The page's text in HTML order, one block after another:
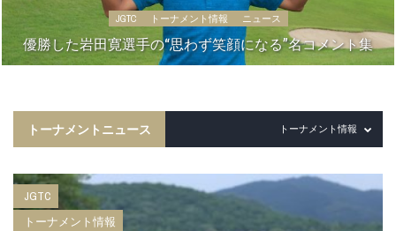
JGTC トーナメント情報 ニュース
優勝した岩田寛選手の“思わず笑顔になる”名コメント集
トーナメントニュース トーナメント情報
JGTC
トーナメント情報